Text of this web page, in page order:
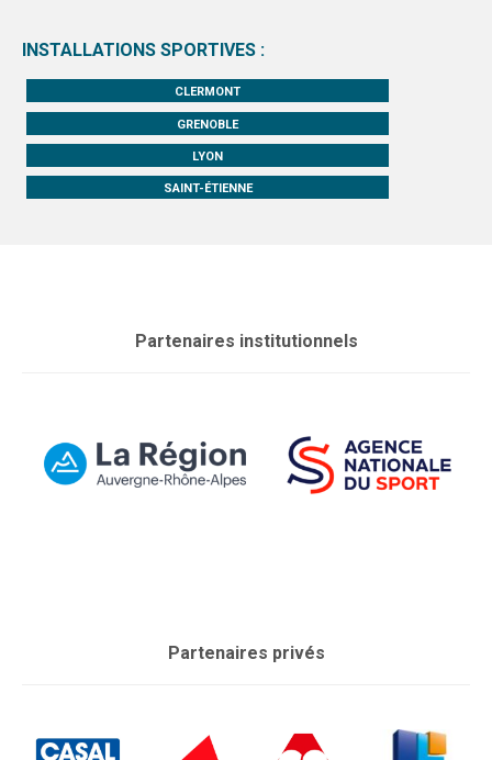
INSTALLATIONS SPORTIVES :
CLERMONT
GRENOBLE
LYON
SAINT-ÉTIENNE
Partenaires institutionnels
Partenaires privés